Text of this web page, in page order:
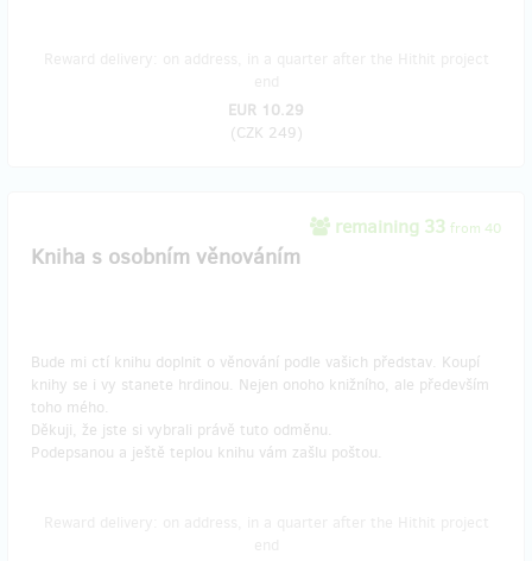
EUR 10.29
(CZK 249)
remaining 33 from 40
Kniha s osobním věnováním
Bude mi ctí knihu doplnit o věnování podle vašich představ. Koupí
knihy se i vy stanete hrdinou. Nejen onoho knižního, ale především
toho mého.
Děkuji, že jste si vybrali právě tuto odměnu.
Podepsanou a ještě teplou knihu vám zašlu poštou.